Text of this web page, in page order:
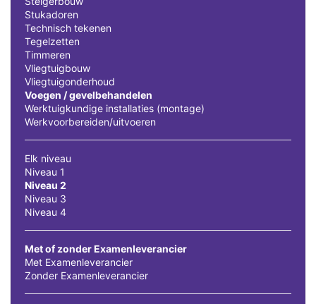
Stukadoren
Technisch tekenen
Tegelzetten
Timmeren
Vliegtuigbouw
Vliegtuigonderhoud
Voegen / gevelbehandelen
Werktuigkundige installaties (montage)
Werkvoorbereiden/uitvoeren
Elk niveau
Niveau 1
Niveau 2
Niveau 3
Niveau 4
Met of zonder Examenleverancier
Met Examenleverancier
Zonder Examenleverancier